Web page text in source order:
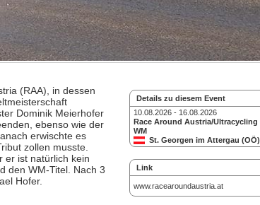
Details zu diesem Event
10.08.2026 - 16.08.2026
Race Around Austria/Ultracycling
WM
St. Georgen im Attergau (OÖ)
Strasse - UC
Link
www.racearoundaustria.at
(RAA), in dessen
Dominik Meierhofer
ebenso wie der
erwischte es
zollen musste.
er ist natürlich kein
den WM-Titel. Nach 3
Hofer.